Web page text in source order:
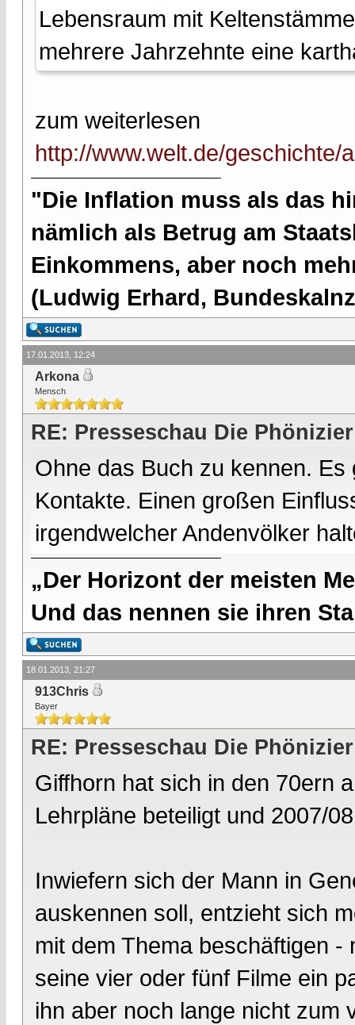
Lebensraum mit
mehrere Jahrzehnte eine
zum weiterlesen
http://www.welt.de/geschichte/
"Die Inflation muss als das
nämlich als Betrug am
Einkommens, aber noch
(Ludwig Erhard,
17.01.2013, 12:24
Arkona
Mensch
RE: Presseschau Die
Ohne das Buch zu kennen.
Kontakte. Einen großen
irgendwelcher Andenvölker
„Der Horizont der meisten
Und das nennen sie ihren
18.01.2013, 21:27
913Chris
Bayer
RE: Presseschau Die
Giffhorn hat sich in den 70ern
Lehrpläne beteiligt und 2007/
Inwiefern sich der Mann in
auskennen soll, entzieht sich
mit dem Thema beschäftigen
seine vier oder fünf Filme ein
ihn aber noch lange nicht zum